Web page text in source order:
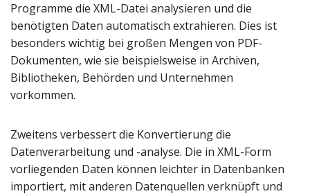
Programme die XML-Datei analysieren und die
benötigten Daten automatisch extrahieren. Dies ist
besonders wichtig bei großen Mengen von PDF-
Dokumenten, wie sie beispielsweise in Archiven,
Bibliotheken, Behörden und Unternehmen
vorkommen.
Zweitens verbessert die Konvertierung die
Datenverarbeitung und -analyse. Die in XML-Form
vorliegenden Daten können leichter in Datenbanken
importiert, mit anderen Datenquellen verknüpft und